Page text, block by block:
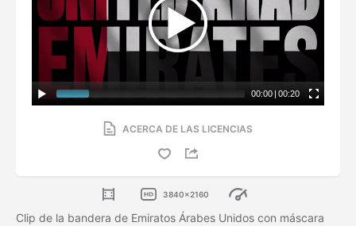
00:00 | 00:20
ACERCA DE LAS LICENCIAS
3840x2160
Clip de la bandera de Emiratos Árabes Unidos con máscara